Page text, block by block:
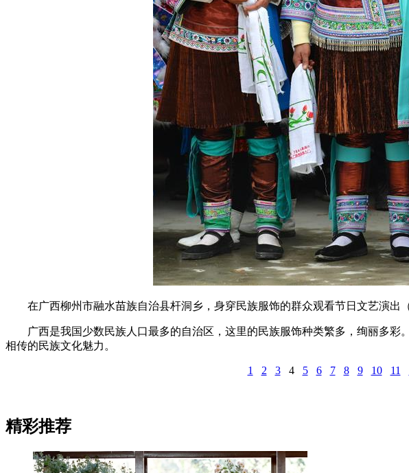
在广西柳州市融水苗族自治县杆洞乡，身穿民族服饰的群众观看节日文艺演出（
广西是我国少数民族人口最多的自治区，这里的民族服饰种类繁多，绚丽多彩
相传的民族文化魅力。
1 2 3 4 5 6 7 8 9 10 11
精彩推荐